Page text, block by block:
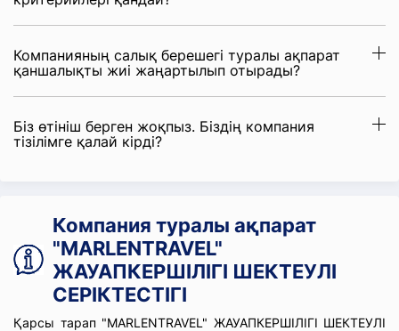
Компанияның салық берешегі туралы ақпарат
қаншалықты жиі жаңартылып отырады?
Біз өтініш берген жоқпыз. Біздің компания
тізілімге қалай кірді?
Компания туралы ақпарат
"MARLENTRAVEL"
ЖАУАПКЕРШІЛІГІ ШЕКТЕУЛІ
СЕРІКТЕСТІГІ
Қарсы тарап "MARLENTRAVEL" ЖАУАПКЕРШІЛІГІ ШЕКТЕУЛІ